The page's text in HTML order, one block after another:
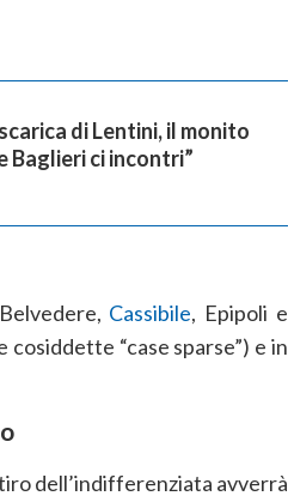
di Lentini, il monito
Baglieri ci incontri”
Cassibile, Epipoli e
“case sparse”) e in
dell’indifferenziata avverrà